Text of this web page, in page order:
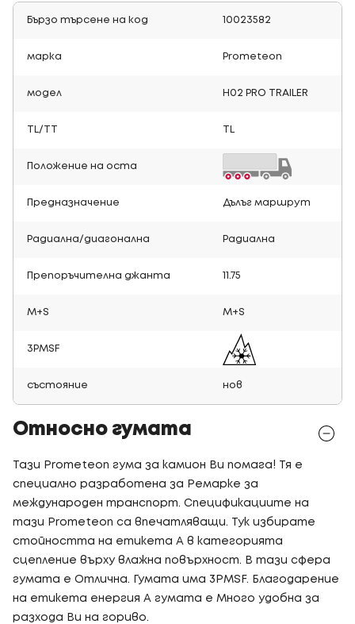
Бързо търсене на код 10023582
марка Prometeon
модел H02 PRO TRAILER
TL/TT
Положение на оста
Предназначение Дълъг маршрут
Радиална/диагонална Радиална
Препоръчителна джанта 11.75
M+S M+S
3PMSF
състояние нов
Относно гумата
Тази Prometeon гума за камион Ви помага! Тя е
специално разработена за Ремарке за
международен транспорт. Спецификациите на
тази Prometeon са впечатляващи. Тук избирате
стойността на етикета A в категорията
сцепление върху влажна повърхност. В тази сфера
гумата е Отлична. Гумата има 3PMSF. Благодарение
на етикета енергия A гумата е Много удобна за
разхода Ви на гориво.